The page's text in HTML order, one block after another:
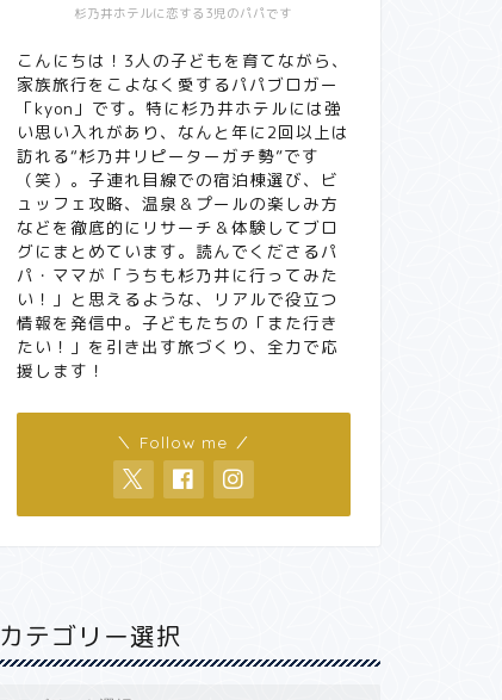
杉乃井ホテルに恋する3児のパパです
こんにちは！3人の子どもを育てながら、
家族旅行をこよなく愛するパパブロガー
「kyon」です。特に杉乃井ホテルには強
い思い入れがあり、なんと年に2回以上は
訪れる“杉乃井リピーターガチ勢”です
（笑）。子連れ目線での宿泊棟選び、ビ
ュッフェ攻略、温泉＆プールの楽しみ方
などを徹底的にリサーチ＆体験してブロ
グにまとめています。読んでくださるパ
パ・ママが「うちも杉乃井に行ってみた
い！」と思えるような、リアルで役立つ
情報を発信中。子どもたちの「また行き
たい！」を引き出す旅づくり、全力で応
援します！
＼ Follow me ／
カテゴリー選択